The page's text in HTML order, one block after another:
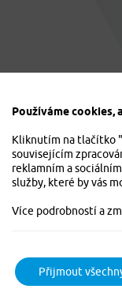
Používáme cookies,
Kliknutím na tlačítko
souvisejícím
reklamním a
služby, které by vás
Více podrobností a
Přijmout